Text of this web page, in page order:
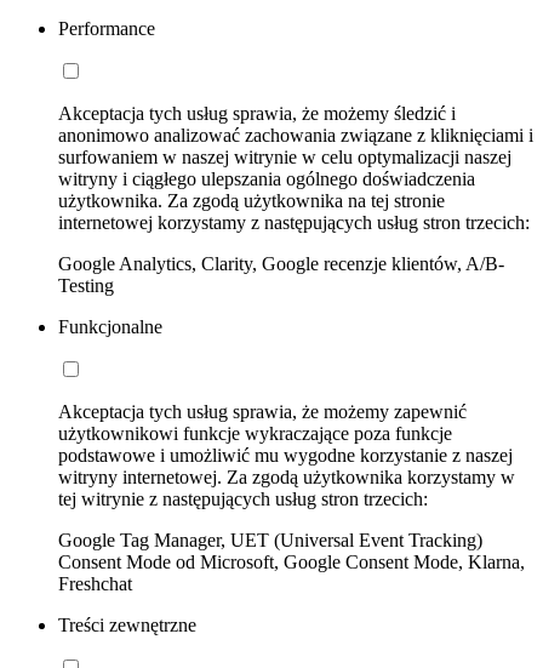
Performance
Akceptacja tych usług sprawia, że możemy śledzić i
anonimowo analizować zachowania związane z kliknięciami i
surfowaniem w naszej witrynie w celu optymalizacji naszej
witryny i ciągłego ulepszania ogólnego doświadczenia
użytkownika. Za zgodą użytkownika na tej stronie
internetowej korzystamy z następujących usług stron trzecich:
Google Analytics, Clarity, Google recenzje klientów, A/B-
Testing
Funkcjonalne
Akceptacja tych usług sprawia, że możemy zapewnić
użytkownikowi funkcje wykraczające poza funkcje
podstawowe i umożliwić mu wygodne korzystanie z naszej
witryny internetowej. Za zgodą użytkownika korzystamy w
tej witrynie z następujących usług stron trzecich:
Google Tag Manager, UET (Universal Event Tracking)
Consent Mode od Microsoft, Google Consent Mode, Klarna,
Freshchat
Treści zewnętrzne